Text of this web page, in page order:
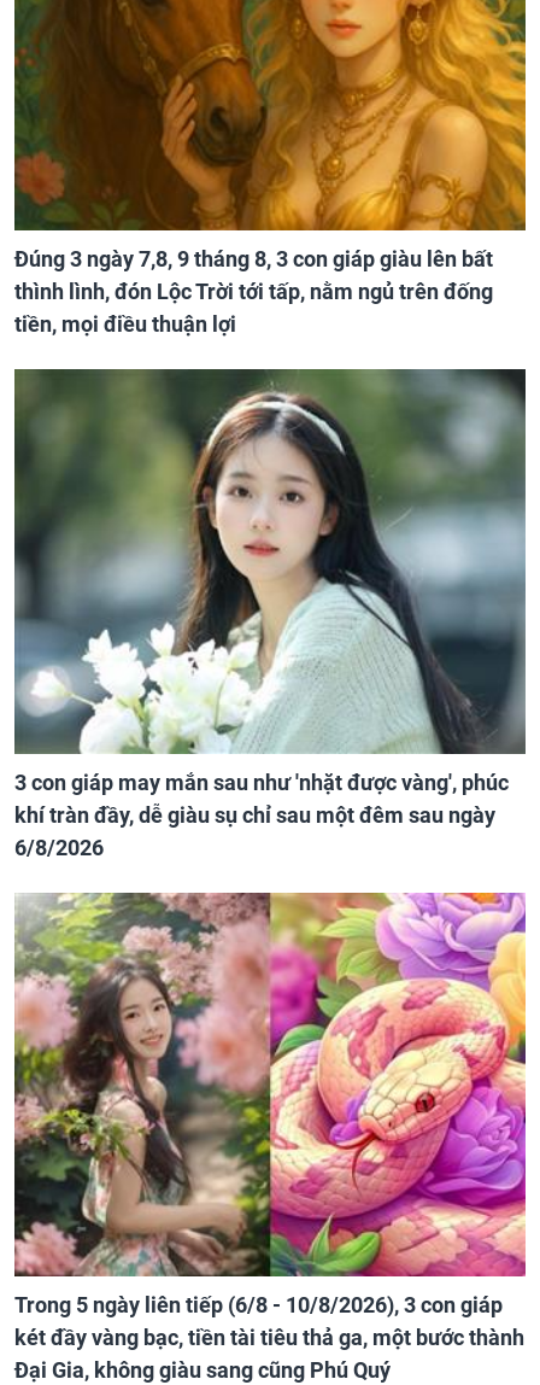
Đúng 3 ngày 7,8, 9 tháng 8, 3 con giáp giàu lên bất
thình lình, đón Lộc Trời tới tấp, nằm ngủ trên đống
tiền, mọi điều thuận lợi
3 con giáp may mắn sau như 'nhặt được vàng', phúc
khí tràn đầy, dễ giàu sụ chỉ sau một đêm sau ngày
6/8/2026
Trong 5 ngày liên tiếp (6/8 - 10/8/2026), 3 con giáp
két đầy vàng bạc, tiền tài tiêu thả ga, một bước thành
Đại Gia, không giàu sang cũng Phú Quý